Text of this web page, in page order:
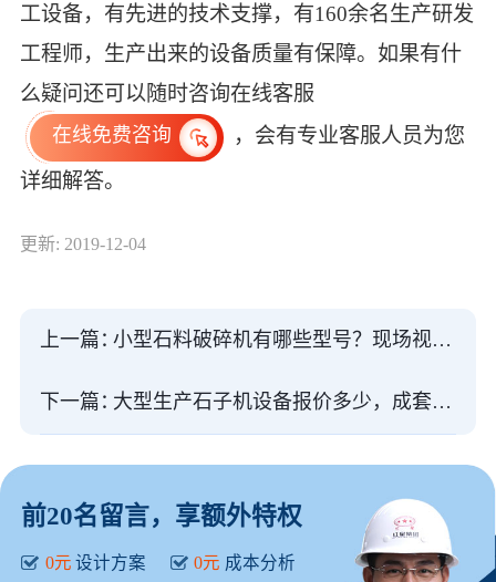
工设备，有先进的技术支撑，有160余名生产研发
工程师，生产出来的设备质量有保障。如果有什
么疑问还可以随时咨询在线客服
在线免费咨询
，会有专业客服人员为您
详细解答。
更新: 2019-12-04
上一篇： 小型石料破碎机有哪些型号？现场视频有吗
下一篇： 大型生产石子机设备报价多少，成套设备都有哪些
前20名留言，享额外特权
0元 设计方案 0元 成本分析